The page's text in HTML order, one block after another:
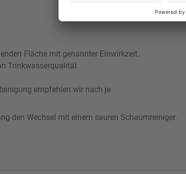
Fläche mit genannter Einwirkzeit.
Trinkwasserqualität
empfehlen wir nach je
den Wechsel mit einem sauren Schaumreiniger.